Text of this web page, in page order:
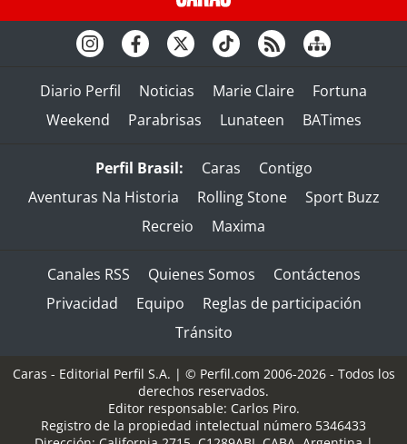
Diario Perfil Noticias Marie Claire
Fortuna
Weekend
Parabrisas Lunateen BATimes
Perfil Brasil: Caras
Contigo
Aventuras Na Historia
Rolling Stone
Sport Buzz
Recreio
Maxima
Canales RSS Quienes Somos
Contáctenos
Privacidad
Equipo
Reglas de participación
Tránsito
Caras - Editorial Perfil S.A. | © Perfil.com 2006-2026 - Todos los
derechos reservados.
Editor responsable: Carlos Piro.
Registro de la propiedad intelectual número 5346433